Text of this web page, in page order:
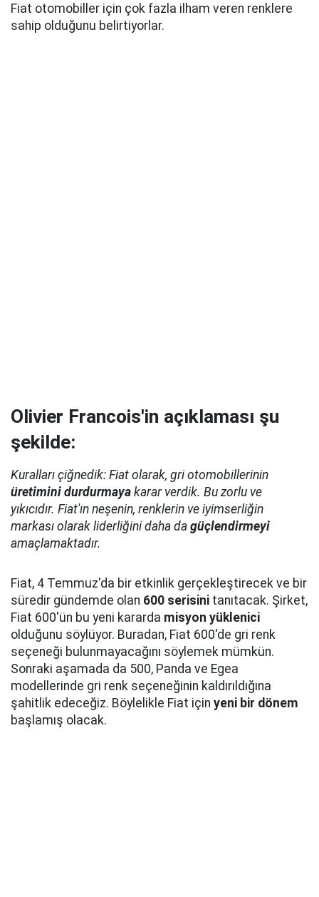
Fiat otomobiller için çok fazla ilham veren renklere
sahip olduğunu belirtiyorlar.
Olivier Francois'in açıklaması şu
şekilde:
Kuralları çiğnedik: Fiat olarak, gri otomobillerinin
üretimini durdurmaya karar verdik. Bu zorlu ve
yıkıcıdır. Fiat'ın neşenin, renklerin ve iyimserliğin
markası olarak liderliğini daha da güçlendirmeyi
amaçlamaktadır.
Fiat, 4 Temmuz'da bir etkinlik gerçekleştirecek ve bir
süredir gündemde olan 600 serisini tanıtacak. Şirket,
Fiat 600'ün bu yeni kararda misyon yüklenici
olduğunu söylüyor. Buradan, Fiat 600'de gri renk
seçeneği bulunmayacağını söylemek mümkün.
Sonraki aşamada da 500, Panda ve Egea
modellerinde gri renk seçeneğinin kaldırıldığına
şahitlik edeceğiz. Böylelikle Fiat için yeni bir dönem
başlamış olacak.